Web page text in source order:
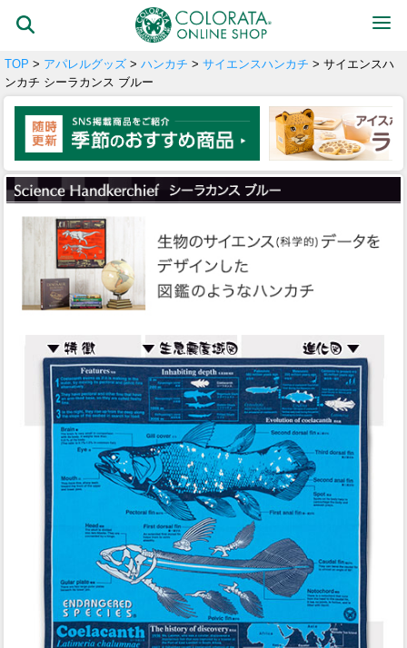
TOP > アパレルグッズ > ハンカチ > サイエンスハンカチ > サイエンスハ
ンカチ シーラカンス ブルー